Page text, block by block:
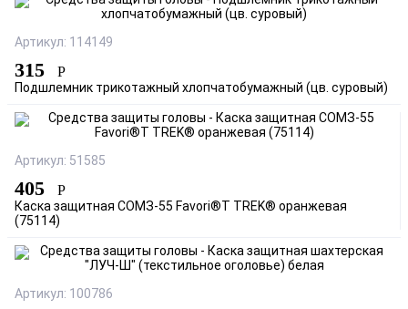
Артикул: 114149
315 Р
Подшлемник трикотажный хлопчатобумажный (цв. суровый)
Артикул: 51585
405 Р
Каска защитная СОМЗ-55 Favori®T TREK® оранжевая
(75114)
Артикул: 100786